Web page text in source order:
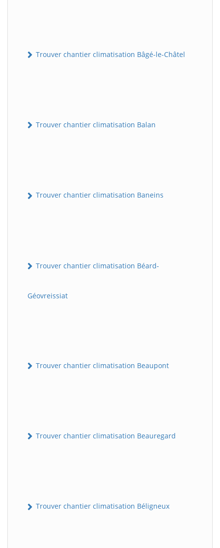
Trouver chantier climatisation Bâgé-le-Châtel
Trouver chantier climatisation Balan
Trouver chantier climatisation Baneins
Trouver chantier climatisation Béard-
Géovreissiat
Trouver chantier climatisation Beaupont
Trouver chantier climatisation Beauregard
Trouver chantier climatisation Béligneux